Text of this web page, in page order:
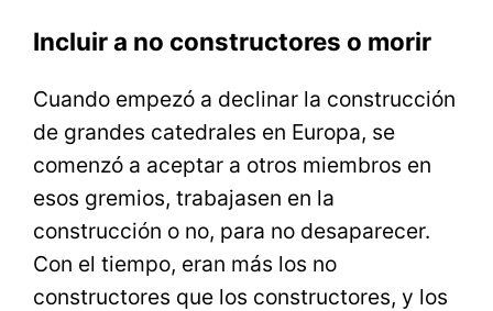
Incluir a no constructores o morir
Cuando empezó a declinar la construcción
de grandes catedrales en Europa, se
comenzó a aceptar a otros miembros en
esos gremios, trabajasen en la
construcción o no, para no desaparecer.
Con el tiempo, eran más los no
constructores que los constructores, y los